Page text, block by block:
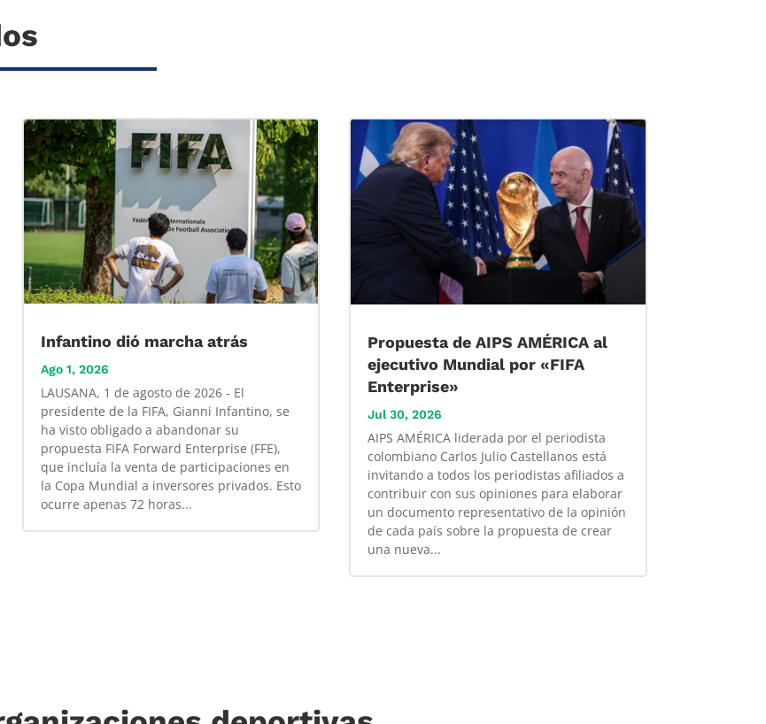
Infantino dió marcha atrás
Ago 1, 2026
LAUSANA, 1 de agosto de 2026 - El
presidente de la FIFA, Gianni Infantino, se
ha visto obligado a abandonar su
propuesta FIFA Forward Enterprise (FFE),
que incluía la venta de participaciones en
la Copa Mundial a inversores privados. Esto
ocurre apenas 72 horas...
Propuesta de AIPS AMÉRICA al
ejecutivo Mundial por «FIFA
Enterprise»
Jul 30, 2026
AIPS AMÉRICA liderada por el periodista
colombiano Carlos Julio Castellanos está
invitando a todos los periodistas afiliados a
contribuir con sus opiniones para elaborar
un documento representativo de la opinión
de cada país sobre la propuesta de crear
una nueva...